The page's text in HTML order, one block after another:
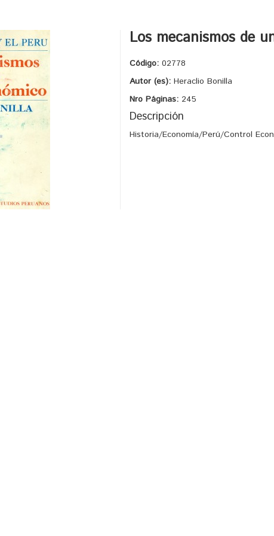
Los mecanismos de
Código: 02778
Autor (es): Heraclio Bonilla
Nro Páginas: 245
Descripción
Historia/Economía/Perú/Control